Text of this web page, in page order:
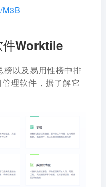
件Worktile
榜以及易用性榜中排
理软件 ，据了解它